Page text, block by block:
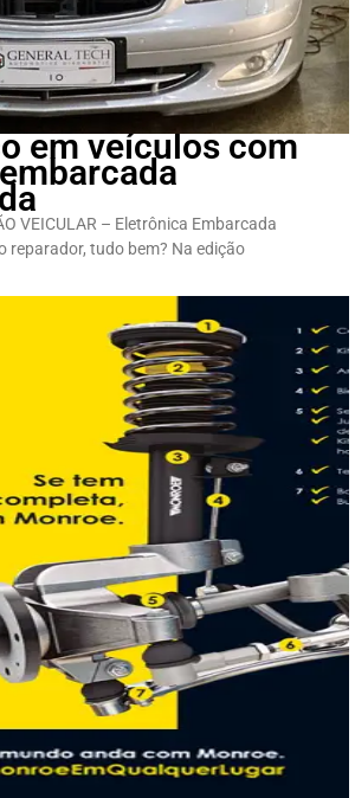
em veículos com
VEICULAR – Eletrônica Embarcada
reparador, tudo bem? Na edição